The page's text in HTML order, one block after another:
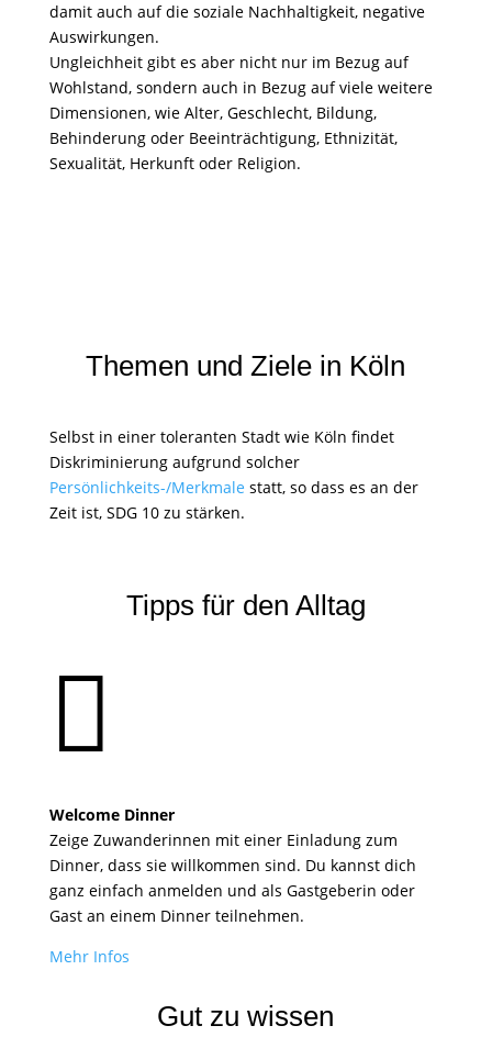
damit auch auf die soziale Nachhaltigkeit, negative
Auswirkungen.
Ungleichheit gibt es aber nicht nur im Bezug auf
Wohlstand, sondern auch in Bezug auf viele weitere
Dimensionen, wie Alter, Geschlecht, Bildung,
Behinderung oder Beeinträchtigung, Ethnizität,
Sexualität, Herkunft oder Religion.
Themen und Ziele in Köln
Selbst in einer toleranten Stadt wie Köln findet
Diskriminierung aufgrund solcher
Persönlichkeits-/Merkmale statt, so dass es an der
Zeit ist, SDG 10 zu stärken.
Tipps für den Alltag

Welcome Dinner
Zeige Zuwanderinnen mit einer Einladung zum
Dinner, dass sie willkommen sind. Du kannst dich
ganz einfach anmelden und als Gastgeberin oder
Gast an einem Dinner teilnehmen.
Mehr Infos
Gut zu wissen